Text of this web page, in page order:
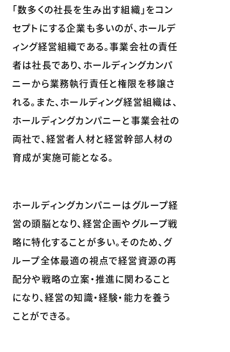
「数多くの社長を生み出す組織」をコン
セプトにする企業も多いのが、ホールデ
ィング経営組織である。事業会社の責任
者は社長であり、ホールディングカンパ
ニーから業務執行責任と権限を移譲さ
れる。また、ホールディング経営組織は、
ホールディングカンパニーと事業会社の
両社で、経営者人材と経営幹部人材の
育成が実施可能となる。
ホールディングカンパニーはグループ経
営の頭脳となり、経営企画やグループ戦
略に特化することが多い。そのため、グ
ループ全体最適の視点で経営資源の再
配分や戦略の立案・推進に関わること
になり、経営の知識・経験・能力を養う
ことができる。